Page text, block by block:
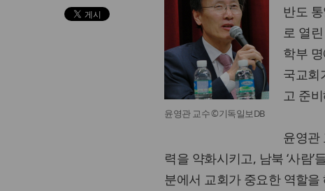
윤영관 교수 ©기독일보DB
반도
로 열
학부
국교회
고 준
윤영관
력을 약화시키고, 남북 ‘사람
분에서 교회가 중요한 역할을